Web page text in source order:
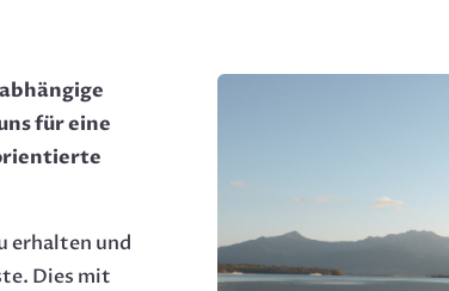
für eine
erhalten und
Dies mit